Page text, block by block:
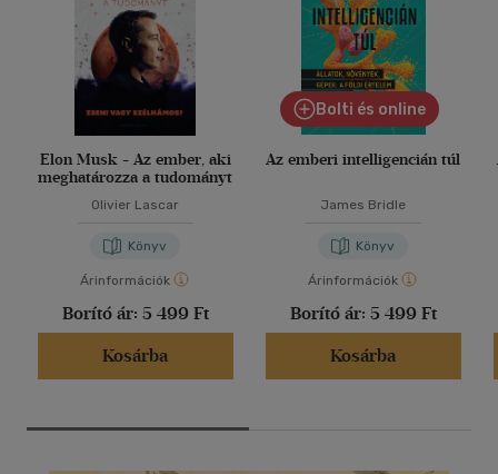
Elon Musk - Az ember, aki
meghatározza a tudományt
Olivier Lascar
Könyv
Árinformációk
Borító ár: 5 499 Ft
Kosárba
Bolti és online
Az emberi intelligencián túl
James Bridle
Könyv
Árinformációk
Borító ár: 5 499 Ft
Kosárba